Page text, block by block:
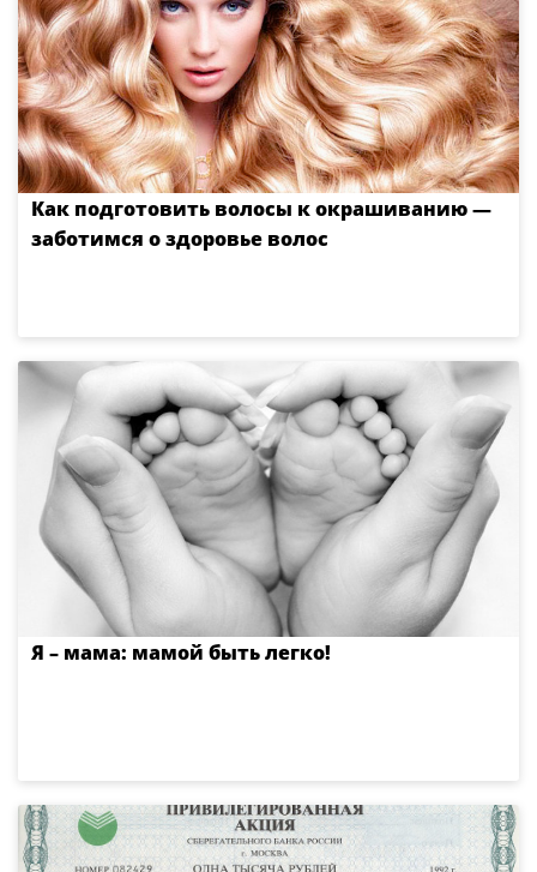
Как подготовить волосы к окрашиванию —
заботимся о здоровье волос
Я – мама: мамой быть легко!